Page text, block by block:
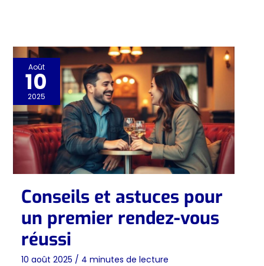
Août
10
2025
Conseils et astuces pour
un premier rendez-vous
réussi
10 août 2025 / 4 minutes de lecture